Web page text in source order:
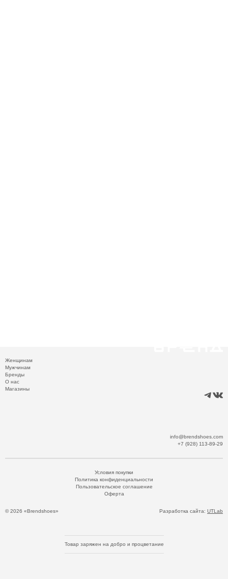
Женщинам
Мужчинам
Бренды
О нас
Магазины
info@brendshoes.com
+7 (928) 113-89-29
© 2026 «Brendshoes»
Условия покупки
Политика конфиденциальности
Пользовательское соглашение
Оферта
Разработка сайта: UTLab
Товар заряжен на добро и процветание